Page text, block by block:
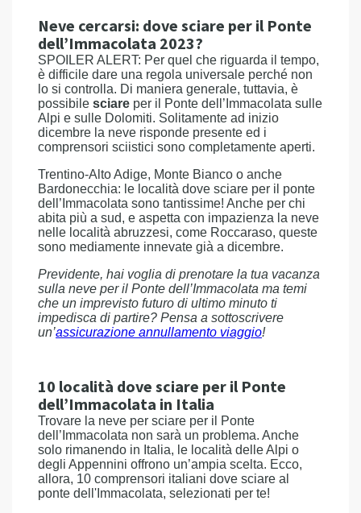
Neve cercarsi: dove sciare per il Ponte
dell’Immacolata 2023?
SPOILER ALERT: Per quel che riguarda il tempo,
è difficile dare una regola universale perché non
lo si controlla. Di maniera generale, tuttavia, è
possibile sciare per il Ponte dell’Immacolata sulle
Alpi e sulle Dolomiti. Solitamente ad inizio
dicembre la neve risponde presente ed i
comprensori sciistici sono completamente aperti.
Trentino-Alto Adige, Monte Bianco o anche
Bardonecchia: le località dove sciare per il ponte
dell’Immacolata sono tantissime! Anche per chi
abita più a sud, e aspetta con impazienza la neve
nelle località abruzzesi, come Roccaraso, queste
sono mediamente innevate già a dicembre.
Previdente, hai voglia di prenotare la tua vacanza
sulla neve per il Ponte dell’Immacolata ma temi
che un imprevisto futuro di ultimo minuto ti
impedisca di partire? Pensa a sottoscrivere
un’assicurazione annullamento viaggio!
10 località dove sciare per il Ponte
dell’Immacolata in Italia
Trovare la neve per sciare per il Ponte
dell’Immacolata non sarà un problema. Anche
solo rimanendo in Italia, le località delle Alpi o
degli Appennini offrono un’ampia scelta. Ecco,
allora, 10 comprensori italiani dove sciare al
ponte dell'Immacolata, selezionati per te!